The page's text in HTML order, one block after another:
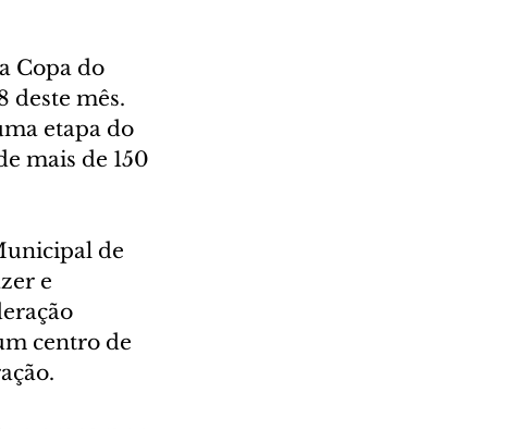
Copa do
deste mês.
etapa do
mais de 150
de
e
centro de